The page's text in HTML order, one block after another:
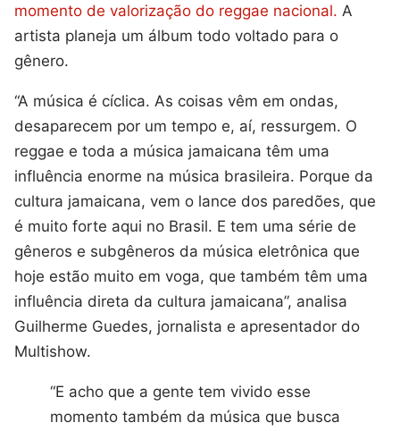
momento de valorização do reggae nacional. A
artista planeja um álbum todo voltado para o
gênero.
“A música é cíclica. As coisas vêm em ondas,
desaparecem por um tempo e, aí, ressurgem. O
reggae e toda a música jamaicana têm uma
influência enorme na música brasileira. Porque da
cultura jamaicana, vem o lance dos paredões, que
é muito forte aqui no Brasil. E tem uma série de
gêneros e subgêneros da música eletrônica que
hoje estão muito em voga, que também têm uma
influência direta da cultura jamaicana”, analisa
Guilherme Guedes, jornalista e apresentador do
Multishow.
“E acho que a gente tem vivido esse
momento também da música que busca